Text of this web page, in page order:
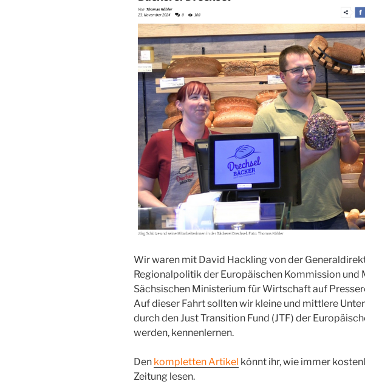
Wir waren mit David Hackling von der
Regionalpolitik der Europäischen Kommission und
Sächsischen Ministerium für Wirtschaft auf
Auf dieser Fahrt sollten wir kleine und mittlere
durch den Just Transition Fund (JTF) der
werden, kennenlernen.
Den kompletten Artikel könnt ihr, wie immer
Zeitung lesen.